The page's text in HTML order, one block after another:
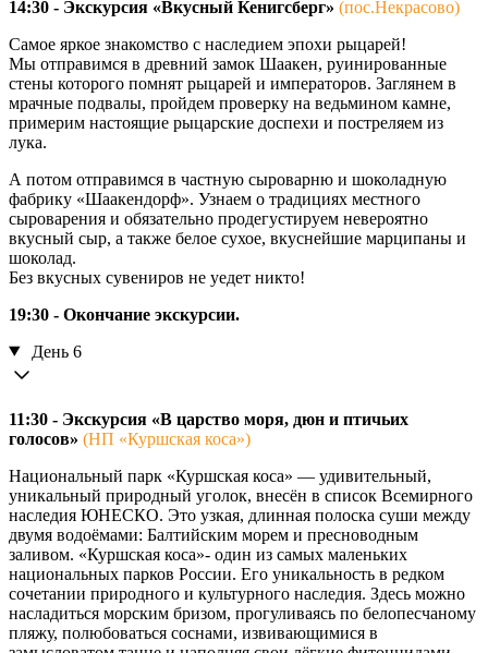
14:30 - Экскурсия «Вкусный Кенигсберг» (пос.Некрасово)
Самое яркое знакомство с наследием эпохи рыцарей!
Мы отправимся в древний замок Шаакен, руинированные
стены которого помнят рыцарей и императоров. Заглянем в
мрачные подвалы, пройдем проверку на ведьмином камне,
примерим настоящие рыцарские доспехи и постреляем из
лука.
А потом отправимся в частную сыроварню и шоколадную
фабрику «Шаакендорф». Узнаем о традициях местного
сыроварения и обязательно продегустируем невероятно
вкусный сыр, а также белое сухое, вкуснейшие марципаны и
шоколад.
Без вкусных сувениров не уедет никто!
19:30 - Окончание экскурсии.
День 6
11:30 - Экскурсия «В царство моря, дюн и птичьих
голосов» (НП «Куршская коса»)
Национальный парк «Куршская коса» — удивительный,
уникальный природный уголок, внесён в список Всемирного
наследия ЮНЕСКО. Это узкая, длинная полоска суши между
двумя водоёмами: Балтийским морем и пресноводным
заливом. «Куршская коса»- один из самых маленьких
национальных парков России. Его уникальность в редком
сочетании природного и культурного наследия. Здесь можно
насладиться морским бризом, прогуливаясь по белопесчаному
пляжу, полюбоваться соснами, извивающимися в